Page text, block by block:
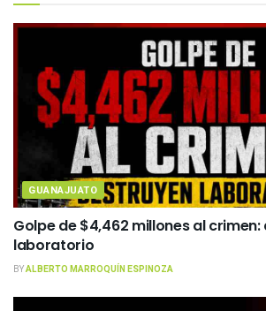
GUANAJUATO
Golpe de $4,462 millones al
laboratorio
BYALBERTO MARROQUÍN ESPINOZA